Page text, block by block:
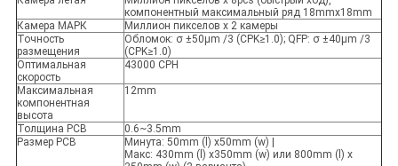
компонентный максимальный ряд 18mmx18mm
Камера МАРК
Миллион пикселов x 2 камеры
Точность
размещения
Обломок: σ ±50μm /3 (CPK≥1.0); QFP: σ ±40μm /3
(CPK≥1.0)
Оптимальная
скорость
43000 CPH
Максимальная
компонентная
высота
12mm
Толщина PCB
0.6~3.5mm
Размер PCB
Минута: 50mm (l) x50mm (w) |
Макс: 430mm (l) x350mm (w) или 800mm (l) x